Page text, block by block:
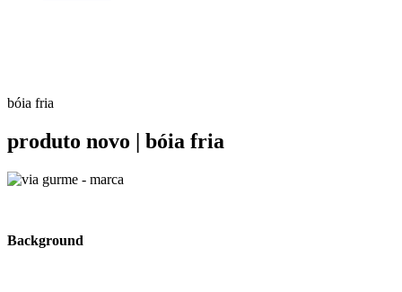
bóia fria
produto novo | bóia fria
Background